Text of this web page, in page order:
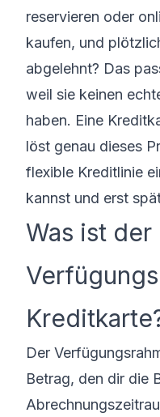
reservieren oder
kaufen, und
abgelehnt? Das
weil sie keinen
haben. Eine
löst genau dieses
flexible Kreditlinie
kannst und erst
Was ist der
Der
Betrag, den dir die